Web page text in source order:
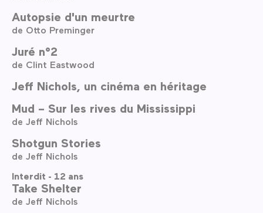
Autopsie d'un meurtre
de Otto Preminger
Juré n°2
de Clint Eastwood
Jeff Nichols, un cinéma en héritage
Mud – Sur les rives du Mississippi
de Jeff Nichols
Shotgun Stories
de Jeff Nichols
Interdit - 12 ans
Take Shelter
de Jeff Nichols